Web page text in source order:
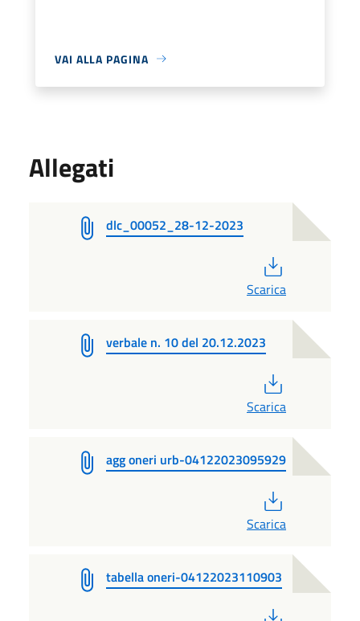
VAI ALLA PAGINA
Allegati
dlc_00052_28-12-2023
Scarica
verbale n. 10 del 20.12.2023
Scarica
agg oneri urb-04122023095929
Scarica
tabella oneri-04122023110903